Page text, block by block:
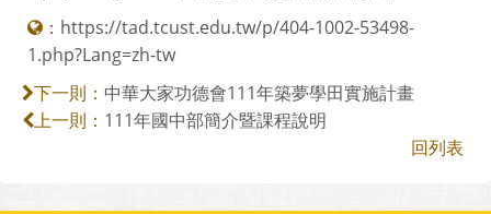
： https://tad.tcust.edu.tw/p/404-1002-53498-
1.php?Lang=zh-tw
下一則： 中華大家功德會111年築夢學田實施計畫
上一則： 111年國中部簡介暨課程說明
回列表